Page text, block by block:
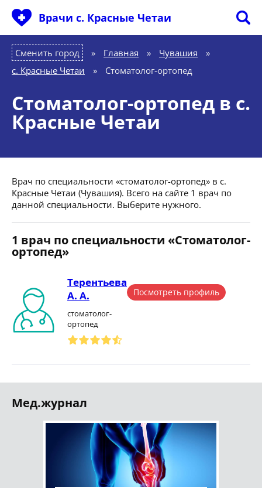
Врачи с. Красные Четаи
Сменить город Главная » Чувашия
»
с. Красные Четаи
» Стоматолог-ортопед
Стоматолог-ортопед в с.
Красные Четаи
Врач по специальности «стоматолог-ортопед» в с.
Красные Четаи (Чувашия). Всего на сайте 1 врач по
данной специальности. Выберите нужного.
1 врач по специальности «Стоматолог-
ортопед»
Терентьева
А. А.
стоматолог-
ортопед
Посмотреть профиль
Мед.журнал